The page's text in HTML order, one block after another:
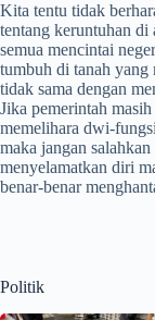
Kita tentu tidak
tentang keruntuhan
semua mencintai
tumbuh di tanah yang
tidak sama dengan
Jika pemerintah
memelihara dwi-
maka jangan
menyelamatkan diri
benar-benar
Politik